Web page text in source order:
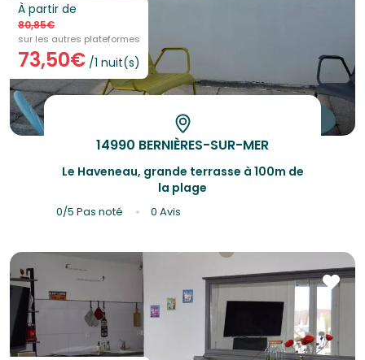
À partir de
80,85€
sur les autres plateformes
73,50€ /1 nuit(s)
Le Haveneau, grande terrasse à 100m de
la plage
14990 BERNIÈRES-SUR-MER
0/5Pas noté 0 Avis